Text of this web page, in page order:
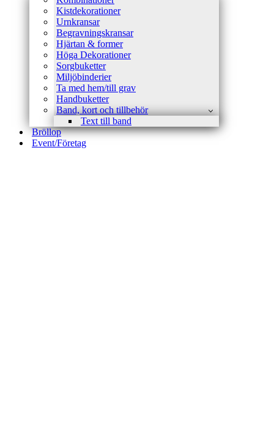
Kistdekorationer
Urnkransar
Begravningskransar
Hjärtan & former
Höga Dekorationer
Sorgbuketter
Miljöbinderier
Ta med hem/till grav
Handbuketter
Band, kort och tillbehör
Text till band
Bröllop
Event/Företag